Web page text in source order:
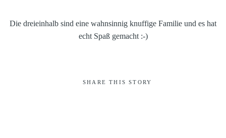
Die dreieinhalb sind eine wahnsinnig knuffige Familie und es hat
echt Spaß gemacht :-)
SHARE THIS STORY